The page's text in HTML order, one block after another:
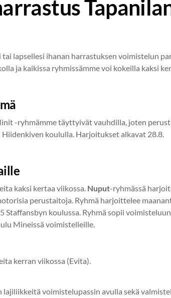
lapsellesi ihanan harrastuksen voimistelun
ja kaikissa ryhmissämme voi kokeilla kaksi
-ryhmämme täyttyivät vauhdilla, joten
koululla. Harjoitukset alkavat 28.8.
kaksi kertaa viikossa. Nuput-ryhmässä
perustaitoja. Ryhmä harjoittelee
koulussa. Ryhmä sopii
Mineissä voimistelleille.
kerran viikossa (Evita).
voimistelupassin avulla sekä